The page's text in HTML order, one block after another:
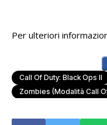
Per ulteriori
Call Of Duty: Black Ops II
Zombies (Modalità Call